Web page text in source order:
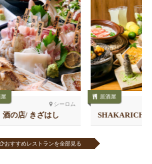
シーロム
はし
トンロー
SHAKARICH しゃかリッ
チ トンロー
おすすめレストランを全部見る